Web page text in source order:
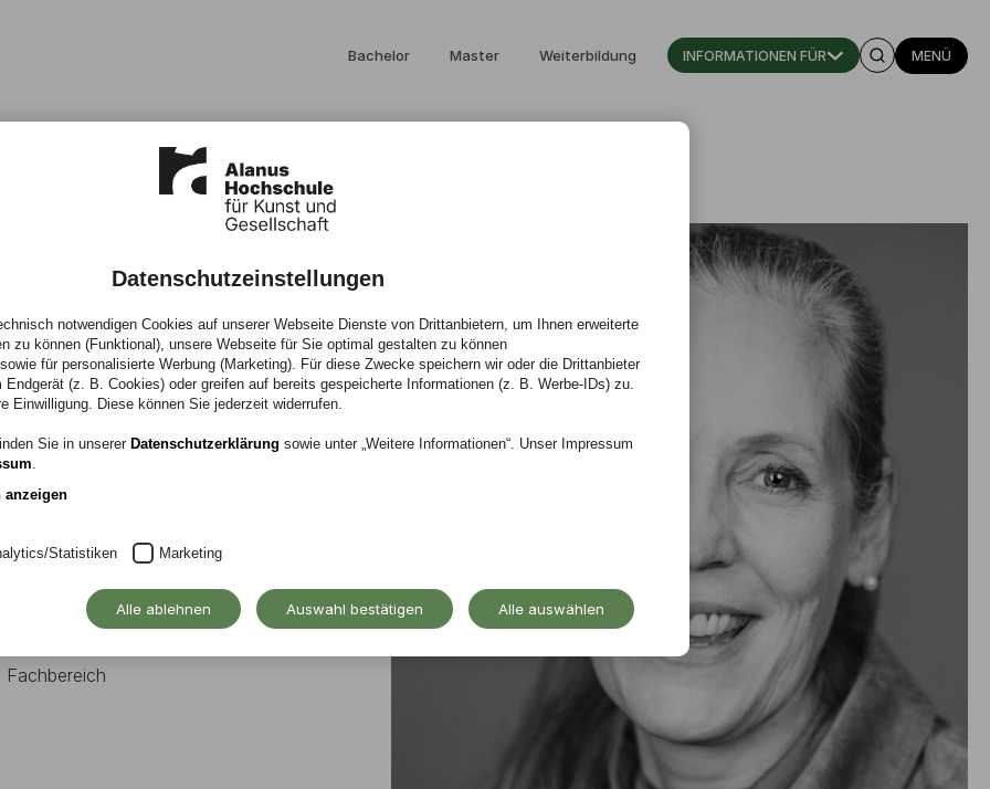
Bachelor Master Weiterbildung INFORMATIONEN FÜR MENÜ
mit
auf Diversität
Fachbereich
Datenschutzeinstellungen
notwendigen Cookies auf unserer Webseite Dienste von Drittanbietern, um Ihnen erweiterte
zu können (Funktional), unsere Webseite für Sie optimal gestalten zu können
für personalisierte Werbung (Marketing). Für diese Zwecke speichern wir oder die Drittanbieter
Endgerät (z. B. Cookies) oder greifen auf bereits gespeicherte Informationen (z. B. Werbe-IDs) zu.
Einwilligung. Diese können Sie jederzeit widerrufen.
Sie in unserer Datenschutzerklärung sowie unter „Weitere Informationen“. Unser Impressum
.
anzeigen
Statistiken Marketing
Alle ablehnen Auswahl bestätigen Alle auswählen